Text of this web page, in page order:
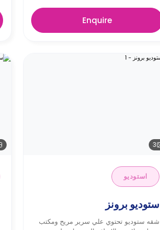
Enquire
3
استوديو
ستوديو برونز
شقه ستوديو تحتوي علي سرير مريح ومكتب